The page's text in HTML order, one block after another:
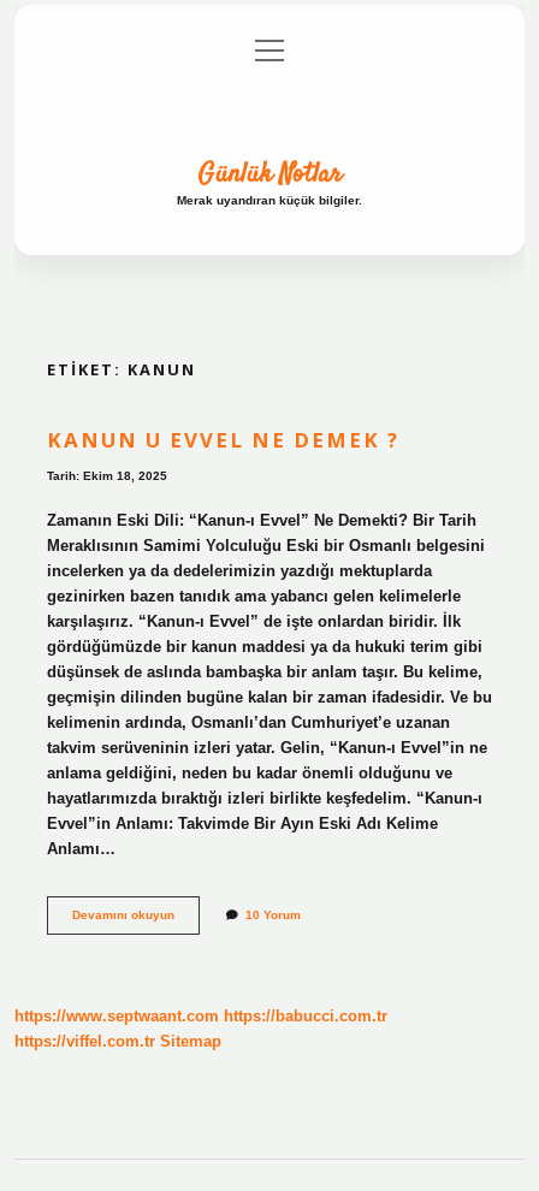
Gizlilik Politikası
menüyü
aç
Günlük Notlar
Merak uyandıran küçük bilgiler.
ETIKET: KANUN
KANUN U EVVEL NE DEMEK ?
Tarih: Ekim 18, 2025
Zamanın Eski Dili: “Kanun-ı Evvel” Ne Demekti? Bir Tarih
Meraklısının Samimi Yolculuğu Eski bir Osmanlı belgesini
incelerken ya da dedelerimizin yazdığı mektuplarda
gezinirken bazen tanıdık ama yabancı gelen kelimelerle
karşılaşırız. “Kanun-ı Evvel” de işte onlardan biridir. İlk
gördüğümüzde bir kanun maddesi ya da hukuki terim gibi
düşünsek de aslında bambaşka bir anlam taşır. Bu kelime,
geçmişin dilinden bugüne kalan bir zaman ifadesidir. Ve bu
kelimenin ardında, Osmanlı’dan Cumhuriyet’e uzanan
takvim serüveninin izleri yatar. Gelin, “Kanun-ı Evvel”in ne
anlama geldiğini, neden bu kadar önemli olduğunu ve
hayatlarımızda bıraktığı izleri birlikte keşfedelim. “Kanun-ı
Evvel”in Anlamı: Takvimde Bir Ayın Eski Adı Kelime
Anlamı…
Devamını okuyunKanun
10 Yorum
https://www.septwaant.com https://babucci.com.tr
https://viffel.com.tr Sitemap